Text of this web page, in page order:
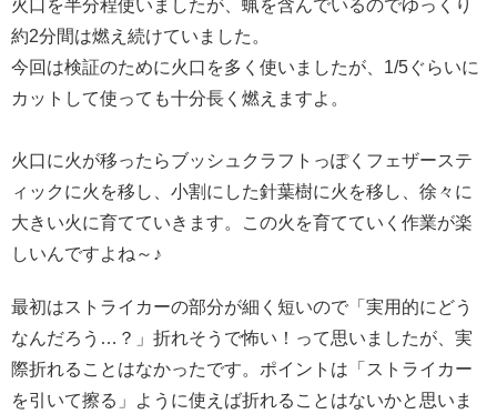
火口を半分程使いましたが、蝋を含んでいるのでゆっくり
約2分間は燃え続けていました。
今回は検証のために火口を多く使いましたが、1/5ぐらいに
カットして使っても十分長く燃えますよ。
火口に火が移ったらブッシュクラフトっぽくフェザーステ
ィックに火を移し、小割にした針葉樹に火を移し、徐々に
大きい火に育てていきます。この火を育てていく作業が楽
しいんですよね～♪
最初はストライカーの部分が細く短いので「実用的にどう
なんだろう…？」折れそうで怖い！って思いましたが、実
際折れることはなかったです。ポイントは「ストライカー
を引いて擦る」ように使えば折れることはないかと思いま